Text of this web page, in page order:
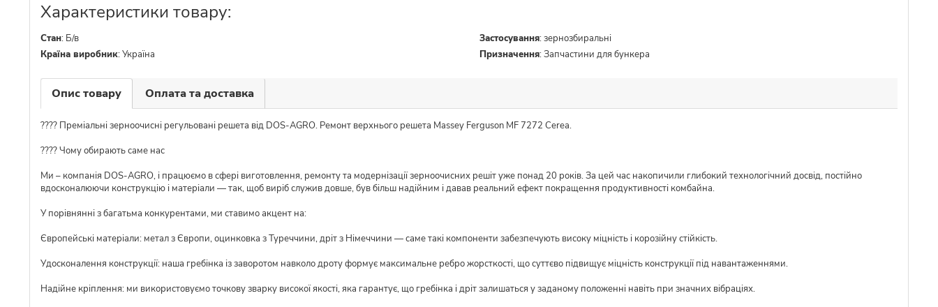
Характеристики товару:
Стан: Б/в Застосування:зернозбиральні
Країна виробник:Україна Призначення:Запчастини для бункера
Опис товару Оплата та доставка
???? Преміальні зерноочисні регульовані решета від DOS-AGRO. Ремонт верхнього решета Massey Ferguson MF 7272 Cerea.
???? Чому обирають саме нас
Ми – компанія DOS-AGRO, і працюємо в сфері виготовлення, ремонту та модернізації зерноочисних решіт уже понад 20 років. За цей час накопичили глибокий технологічний досвід, постійно
вдосконалюючи конструкцію і матеріали — так, щоб виріб служив довше, був більш надійним і давав реальний ефект покращення продуктивності комбайна.
У порівнянні з багатьма конкурентами, ми ставимо акцент на:
Європейські матеріали: метал з Європи, оцинковка з Туреччини, дріт з Німеччини — саме такі компоненти забезпечують високу міцність і корозійну стійкість.
Удосконалення конструкції: наша гребінка із заворотом навколо дроту формує максимальне ребро жорсткості, що суттєво підвищує міцність конструкції під навантаженнями.
Надійне кріплення: ми використовуємо точкову зварку високої якості, яка гарантує, що гребінка і дріт залишаться у заданому положенні навіть при значних вібраціях.